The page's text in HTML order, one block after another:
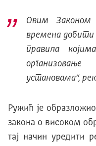
Овим Законом
времена добити
правила
установама“,
Ружић је
закона о високом
тај начин уредити